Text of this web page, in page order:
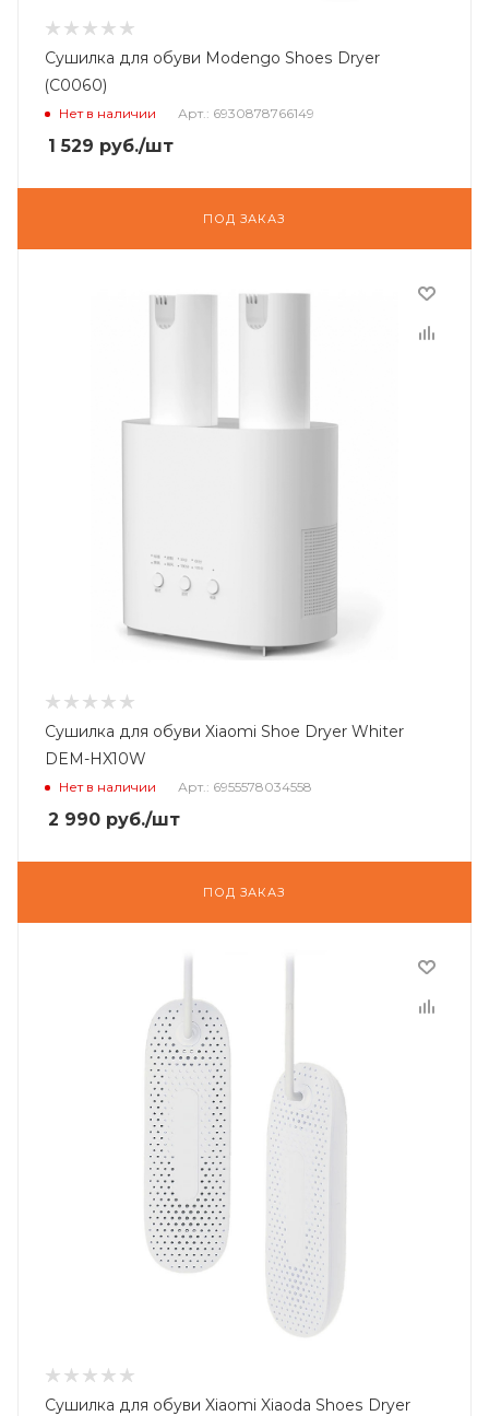
Сушилка для обуви Modengo Shoes Dryer
(C0060)
Нет в наличии Арт.: 6930878766149
1 529 руб./шт
ПОД ЗАКАЗ
Сушилка для обуви Xiaomi Shoe Dryer Whiter
DEM-HX10W
Нет в наличии Арт.: 6955578034558
2 990 руб./шт
ПОД ЗАКАЗ
Сушилка для обуви Xiaomi Xiaoda Shoes Dryer